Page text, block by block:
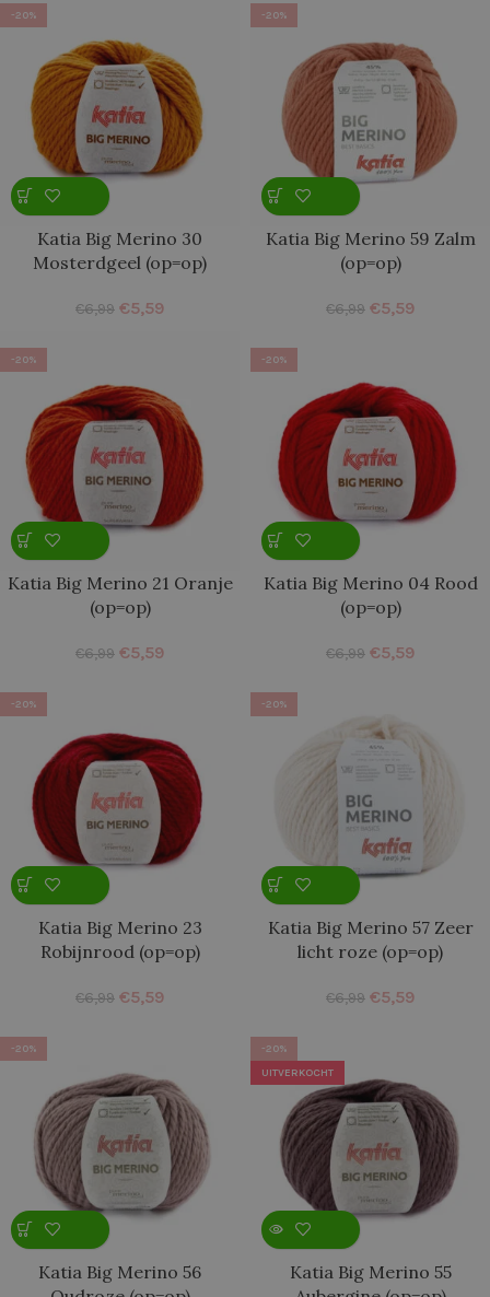
-20%
Katia Big Merino 30
Mosterdgeel (op=op)
€6,99 €5,59
-20%
Katia Big Merino 59 Zalm
(op=op)
€6,99 €5,59
-20%
Katia Big Merino 21 Oranje
(op=op)
€6,99 €5,59
-20%
Katia Big Merino 04 Rood
(op=op)
€6,99 €5,59
-20%
Katia Big Merino 23
Robijnrood (op=op)
€6,99 €5,59
-20%
Katia Big Merino 57 Zeer
licht roze (op=op)
€6,99 €5,59
-20%
Katia Big Merino 56
-20%
UITVERKOCHT
Katia Big Merino 55